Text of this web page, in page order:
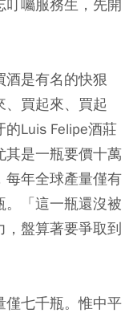
叮囑服務生，先開
是有名的快狠
買起來、買起
Luis Felipe酒莊
其是一瓶要價十萬
每年全球產量僅有
。「這一瓶還沒被
，盤算著要爭取到
僅七千瓶。惟中平